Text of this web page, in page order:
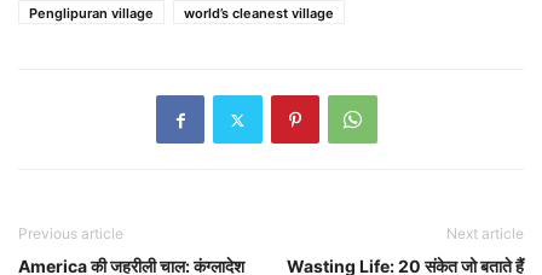
Penglipuran village
world’s cleanest village
Previous article
America की जहरीली चाल: कंग्लादेश
Next article
Wasting Life: 20 संकेत जो बताते हैं